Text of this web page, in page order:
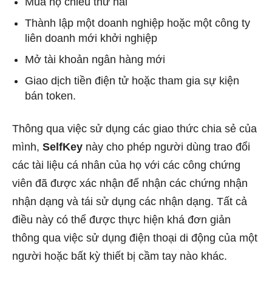
Thành lập một doanh nghiệp hoặc một công ty
liên doanh mới khởi nghiệp
Mở tài khoản ngân hàng mới
Giao dịch tiền điện tử hoặc tham gia sự kiện
bán token.
Thông qua việc sử dụng các giao thức chia sẻ của
mình, SelfKey này cho phép người dùng trao đổi
các tài liệu cá nhân của họ với các công chứng
viên đã được xác nhận để nhận các chứng nhận
nhận dạng và tái sử dụng các nhận dạng. Tất cả
điều này có thể được thực hiện khá đơn giản
thông qua việc sử dụng điện thoại di động của một
người hoặc bất kỳ thiết bị cầm tay nào khác.